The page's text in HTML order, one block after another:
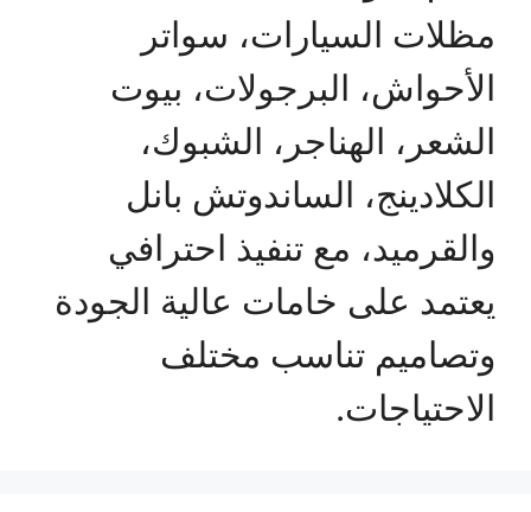
مظلات السيارات، سواتر
الأحواش، البرجولات، بيوت
الشعر، الهناجر، الشبوك،
الكلادينج، الساندوتش بانل
والقرميد، مع تنفيذ احترافي
يعتمد على خامات عالية الجودة
وتصاميم تناسب مختلف
الاحتياجات.